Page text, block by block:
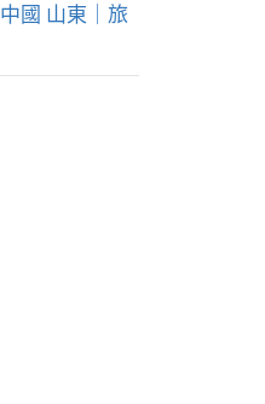
中國 山東｜旅